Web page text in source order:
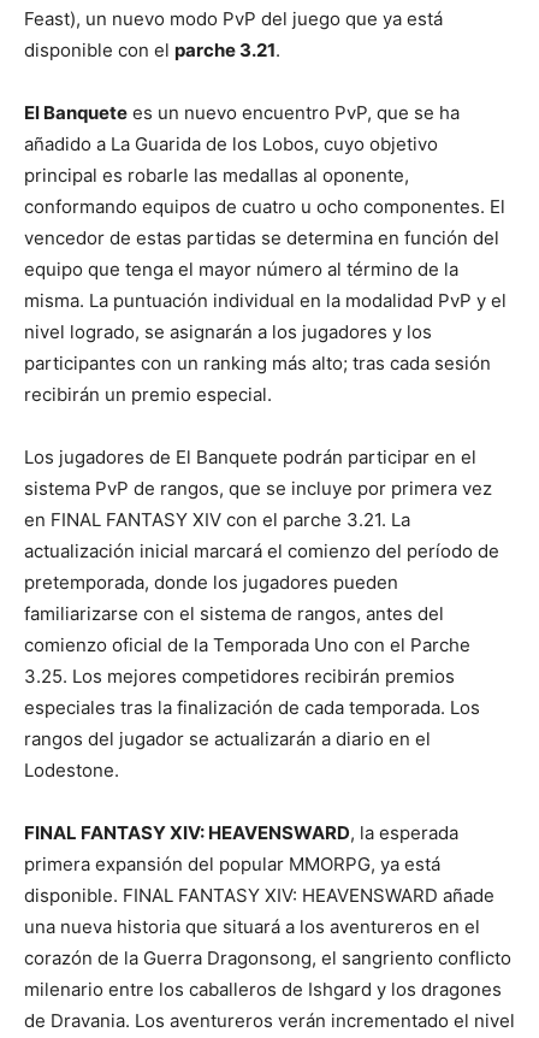
Feast), un nuevo modo PvP del juego que ya está
disponible con el parche 3.21.
El Banquete es un nuevo encuentro PvP, que se ha
añadido a La Guarida de los Lobos, cuyo objetivo
principal es robarle las medallas al oponente,
conformando equipos de cuatro u ocho componentes. El
vencedor de estas partidas se determina en función del
equipo que tenga el mayor número al término de la
misma. La puntuación individual en la modalidad PvP y el
nivel logrado, se asignarán a los jugadores y los
participantes con un ranking más alto; tras cada sesión
recibirán un premio especial.
Los jugadores de El Banquete podrán participar en el
sistema PvP de rangos, que se incluye por primera vez
en FINAL FANTASY XIV con el parche 3.21. La
actualización inicial marcará el comienzo del período de
pretemporada, donde los jugadores pueden
familiarizarse con el sistema de rangos, antes del
comienzo oficial de la Temporada Uno con el Parche
3.25. Los mejores competidores recibirán premios
especiales tras la finalización de cada temporada. Los
rangos del jugador se actualizarán a diario en el
Lodestone.
FINAL FANTASY XIV: HEAVENSWARD, la esperada
primera expansión del popular MMORPG, ya está
disponible. FINAL FANTASY XIV: HEAVENSWARD añade
una nueva historia que situará a los aventureros en el
corazón de la Guerra Dragonsong, el sangriento conflicto
milenario entre los caballeros de Ishgard y los dragones
de Dravania. Los aventureros verán incrementado el nivel